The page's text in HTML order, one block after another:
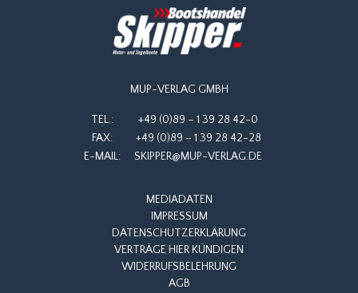
MUP-VERLAG GMBH
TEL.:
+49 (0)89 – 1 39 28 42-0
FAX:
+49 (0)89 – 1 39 28 42-28
E-MAIL:
SKIPPER@MUP-VERLAG.DE
MEDIADATEN
IMPRESSUM
DATENSCHUTZERKLÄRUNG
VERTRÄGE HIER KÜNDIGEN
WIDERRUFSBELEHRUNG
AGB